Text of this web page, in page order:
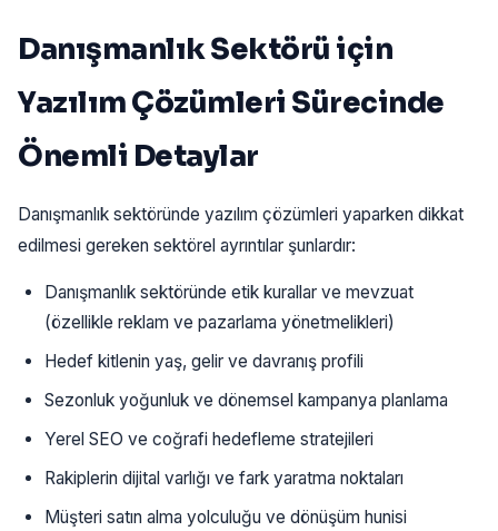
Danışmanlık Sektörü için
Yazılım Çözümleri Sürecinde
Önemli Detaylar
Danışmanlık sektöründe yazılım çözümleri yaparken dikkat
edilmesi gereken sektörel ayrıntılar şunlardır:
Danışmanlık sektöründe etik kurallar ve mevzuat
(özellikle reklam ve pazarlama yönetmelikleri)
Hedef kitlenin yaş, gelir ve davranış profili
Sezonluk yoğunluk ve dönemsel kampanya planlama
Yerel SEO ve coğrafi hedefleme stratejileri
Rakiplerin dijital varlığı ve fark yaratma noktaları
Müşteri satın alma yolculuğu ve dönüşüm hunisi